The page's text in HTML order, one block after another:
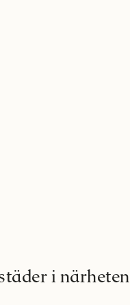
i närheten